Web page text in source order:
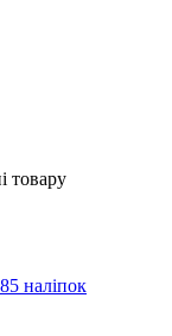
товару
наліпок